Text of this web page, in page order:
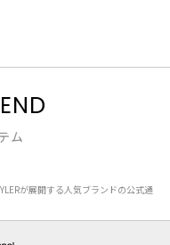
ム
が展開する人気ブランドの公式通